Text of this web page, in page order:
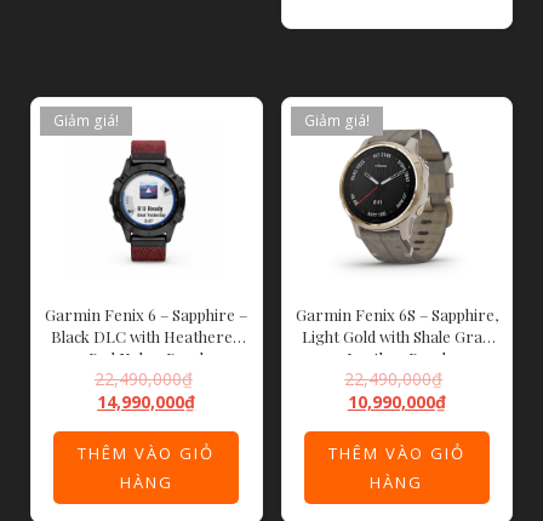
Giảm giá!
Garmin Fenix 6 – Sapphire –
Black DLC with Heathered
Red Nylon Band
22,490,000₫
14,990,000₫
THÊM VÀO GIỎ
HÀNG
Giảm giá!
Garmin Fenix 6S – Sapphire,
Light Gold with Shale Gray
Leather Band
22,490,000₫
10,990,000₫
THÊM VÀO GIỎ
HÀNG